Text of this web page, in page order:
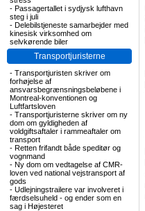
- Passagertallet i sydjysk lufthavn
steg i juli
- Delebilstjeneste samarbejder med
kinesisk virksomhed om
selvkørende biler
Transportjuristerne
- Transportjuristen skriver om
forhøjelse af
ansvarsbegrænsningsbeløbene i
Montreal-konventionen og
Luftfartsloven
- Transportjuristerne skriver om ny
dom om gyldigheden af
voldgiftsaftaler i rammeaftaler om
transport
- Retten frifandt både speditør og
vognmand
- Ny dom om vedtagelse af CMR-
loven ved national vejstransport af
gods
- Udlejningstrailere var involveret i
færdselsuheld - og ender som en
sag i Højesteret